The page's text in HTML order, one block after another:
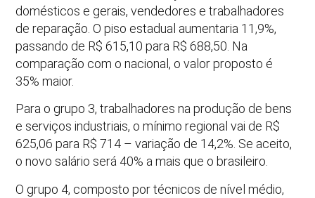
domésticos e gerais, vendedores e trabalhadores
de reparação. O piso estadual aumentaria 11,9%,
passando de R$ 615,10 para R$ 688,50. Na
comparação com o nacional, o valor proposto é
35% maior.
Para o grupo 3, trabalhadores na produção de bens
e serviços industriais, o mínimo regional vai de R$
625,06 para R$ 714 – variação de 14,2%. Se aceito,
o novo salário será 40% a mais que o brasileiro.
O grupo 4, composto por técnicos de nível médio,